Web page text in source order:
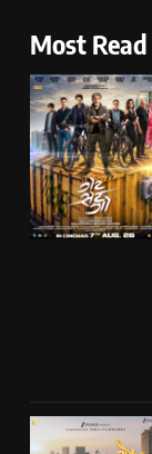
Most Read